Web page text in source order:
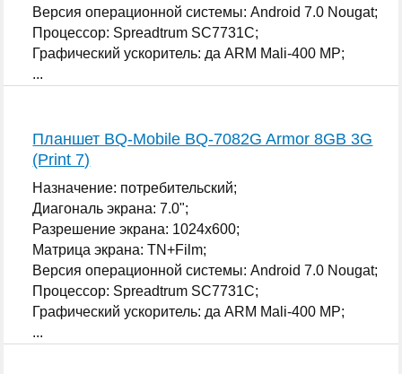
Версия операционной системы: Android 7.0 Nougat;
Процессор: Spreadtrum SC7731C;
Графический ускоритель: да ARM Mali-400 MP;
...
Планшет BQ-Mobile BQ-7082G Armor 8GB 3G
(Print 7)
Назначение: потребительский;
Диагональ экрана: 7.0";
Разрешение экрана: 1024x600;
Матрица экрана: TN+Film;
Версия операционной системы: Android 7.0 Nougat;
Процессор: Spreadtrum SC7731C;
Графический ускоритель: да ARM Mali-400 MP;
...